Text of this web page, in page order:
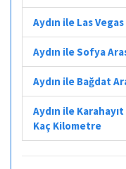
Aydın ile Las
Aydın ile Sofya
Aydın ile Bağdat
Aydın ile
Kaç Kilometre